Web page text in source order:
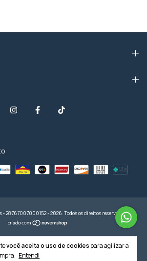
você aceita o uso de cookies para agilizar a
Entendi
- 28767007000152 - 2026. Todos os direitos reservados.